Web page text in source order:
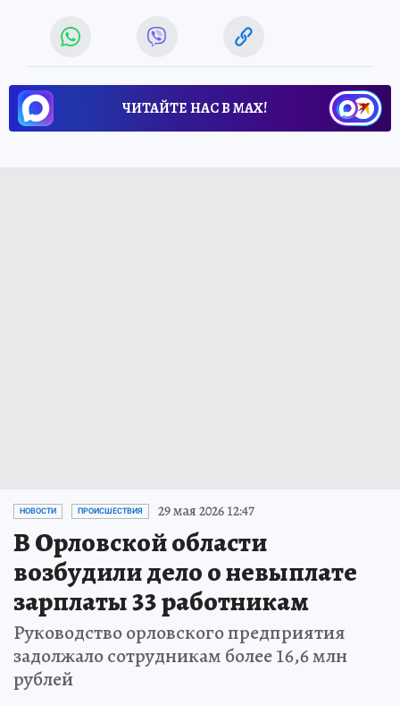
ЧИТАЙТЕ НАС В МАХ!
НОВОСТИ ПРОИСШЕСТВИЯ 29 мая 2026 12:47
В Орловской области
возбудили дело о невыплате
зарплаты 33 работникам
Руководство орловского предприятия
задолжало сотрудникам более 16,6 млн
рублей